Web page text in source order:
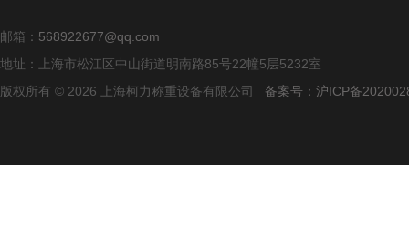
邮箱： 568922677@qq.com
地址：上海市松江区中山街道明南路85号22幢5层5232室
版权所有 © 2026 上海柯力称重设备有限公司 备案号：沪ICP备